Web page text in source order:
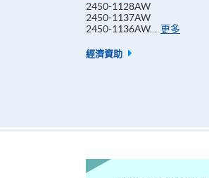
2450-1128AW
2450-1137AW
2450-1136AW... 更多
經濟資助